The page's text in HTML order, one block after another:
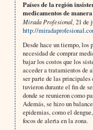
Países de la región
medicamentos de
Mirada Profesional, 21 de
http://
Desde hace un tiempo, los
necesidad de comprar
bajar los costos que los
acceder a tratamientos de
ser parte de las principales
tuvieron durante el fin de
donde se reunieron como
Además, se hizo un
epidemias, como el
focos de alerta en la zona.